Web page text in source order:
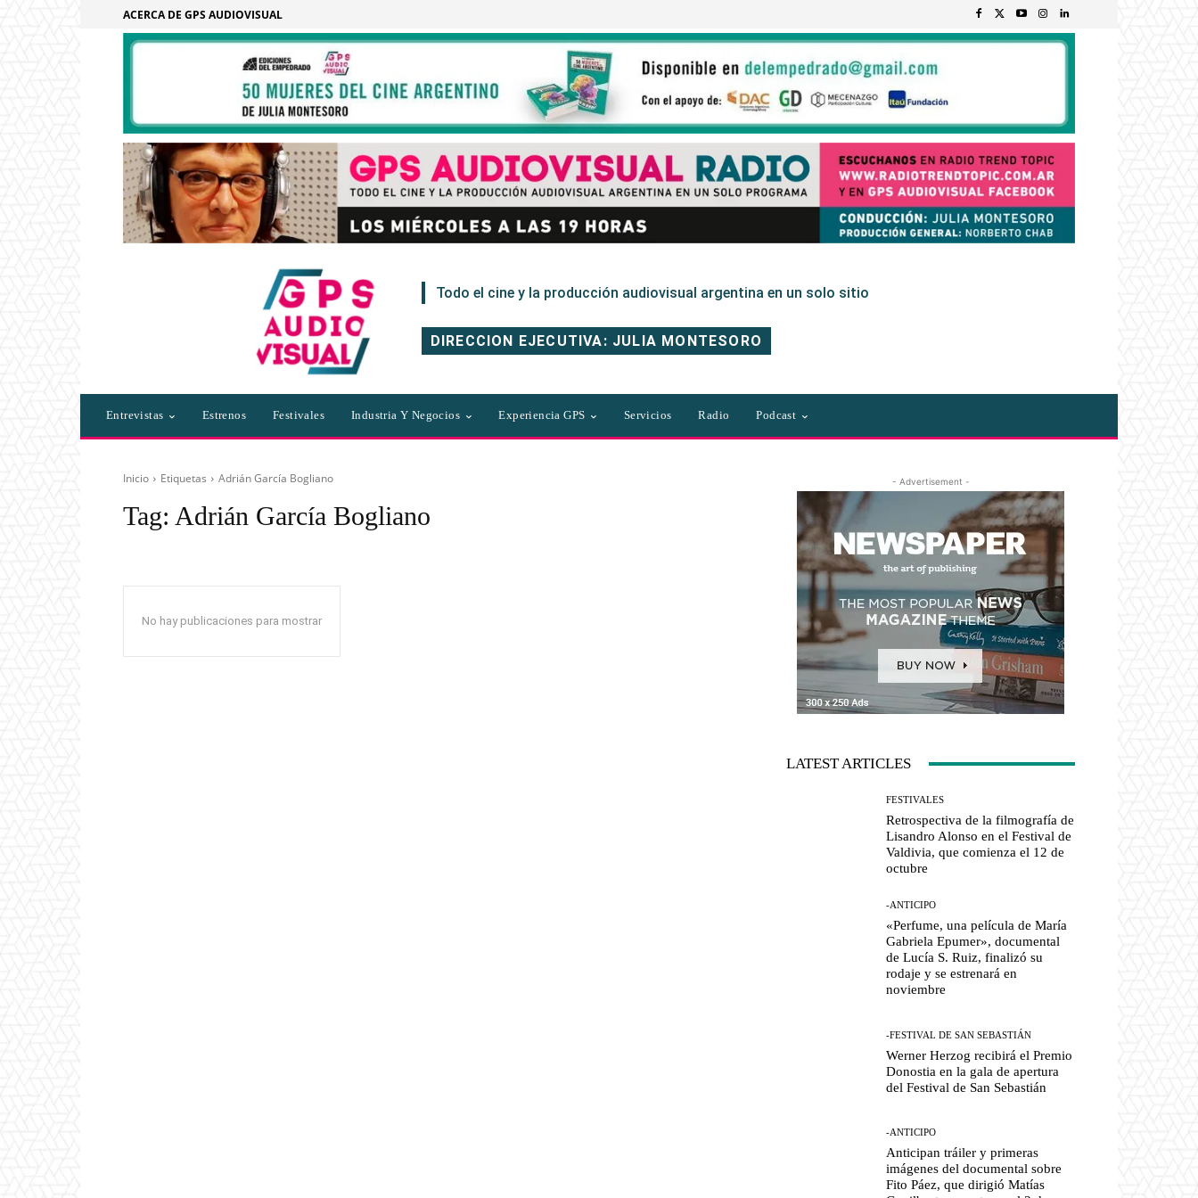
ACERCA DE GPS AUDIOVISUAL
Todo el cine y la producción audiovisual argentina en un solo sitio
DIRECCION EJECUTIVA: JULIA MONTESORO
Entrevistas Estrenos Festivales Industria Y Negocios Experiencia GPS Servicios Radio Podcast
Inicio Etiquetas Adrián García Bogliano
Tag: Adrián García Bogliano
No hay publicaciones para mostrar
- Advertisement -
LATEST ARTICLES
FESTIVALES
Retrospectiva de la filmografía de
Lisandro Alonso en el Festival de
Valdivia, que comienza el 12 de
octubre
-ANTICIPO
«Perfume, una película de María
Gabriela Epumer», documental
de Lucía S. Ruiz, finalizó su
rodaje y se estrenará en
noviembre
-FESTIVAL DE SAN SEBASTIÁN
Werner Herzog recibirá el Premio
Donostia en la gala de apertura
del Festival de San Sebastián
-ANTICIPO
Anticipan tráiler y primeras
imágenes del documental sobre
Fito Páez, que dirigió Matías